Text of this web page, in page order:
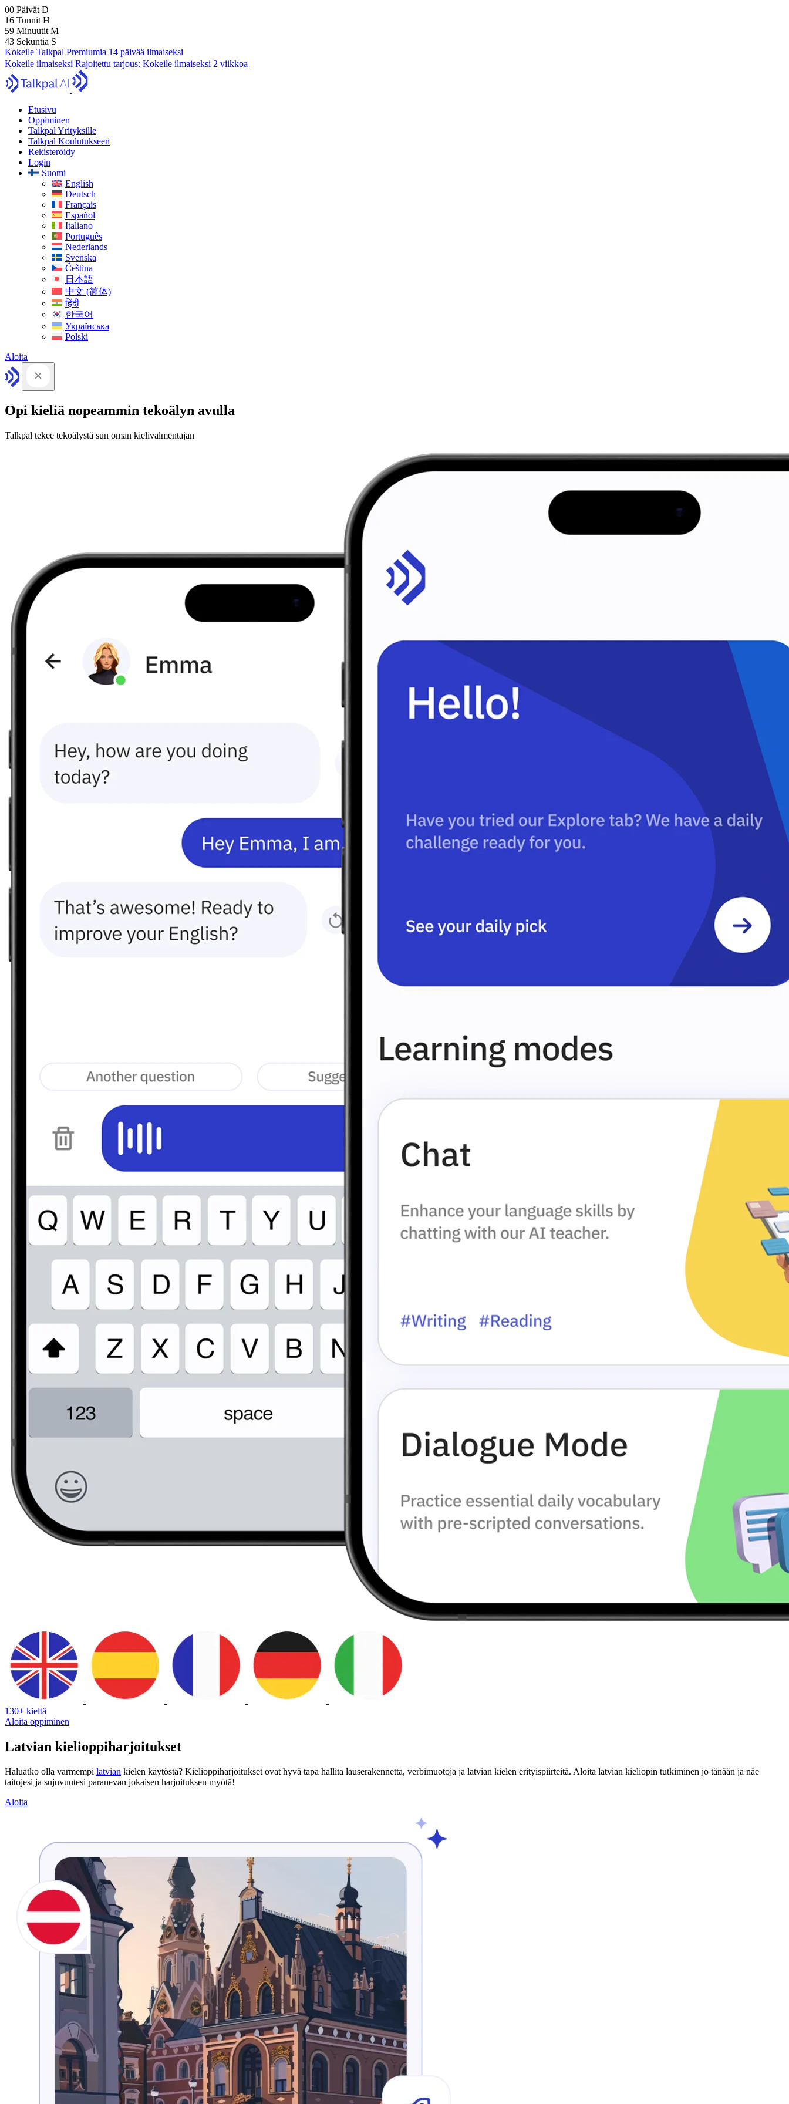
00 Päivät D
16 Tunnit H
59 Minuutit M
42 Sekuntia S
Kokeile Talkpal Premiumia 14 päivää ilmaiseksi
Kokeile ilmaiseksi Rajoitettu tarjous: Kokeile ilmaiseksi 2 viikkoa
Etusivu
Oppiminen
Talkpal Yrityksille
Talkpal Koulutukseen
Rekisteröidy
Login
Suomi
English
Deutsch
Français
Español
Italiano
Português
Nederlands
Svenska
Čeština
日本語
中文 (简体)
हिंदी
한국어
Українська
Polski
Aloita
Opi kieliä nopeammin tekoälyn avulla
Talkpal tekee tekoälystä sun oman kielivalmentajan
130+ kieltä
Aloita oppiminen
Latvian kielioppiharjoitukset
Haluatko olla varmempi latvian kielen käytöstä? Kielioppiharjoitukset ovat hyvä tapa hallita lauserakennetta, verbimuotoja ja latvian kielen erityispiirteitä. Aloita latvian kieliopin tutkiminen jo tänään ja näe
taitojesi ja sujuvuutesi paranevan jokaisen harjoituksen myötä!
Aloita